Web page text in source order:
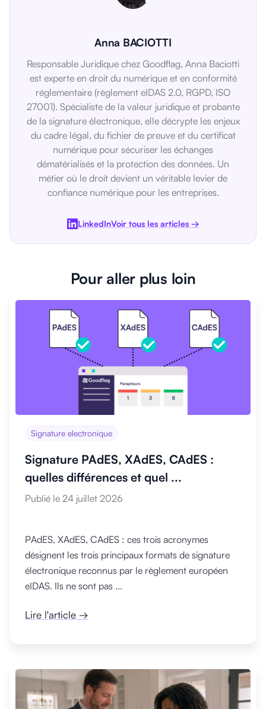
Anna BACIOTTI
Responsable Juridique chez Goodflag, Anna Baciotti
est experte en droit du numérique et en conformité
réglementaire (règlement eIDAS 2.0, RGPD, ISO
27001). Spécialiste de la valeur juridique et probante
de la signature électronique, elle décrypte les enjeux
du cadre légal, du fichier de preuve et du certificat
numérique pour sécuriser les échanges
dématérialisés et la protection des données. Un
métier où le droit devient un véritable levier de
confiance numérique pour les entreprises.
LinkedInVoir tous les articles →
Pour aller plus loin
Signature electronique
Signature PAdES, XAdES, CAdES :
quelles différences et quel ...
Publié le 24 juillet 2026
PAdES, XAdES, CAdES : ces trois acronymes
désignent les trois principaux formats de signature
électronique reconnus par le règlement européen
eIDAS. Ils ne sont pas ...
Lire l'article →